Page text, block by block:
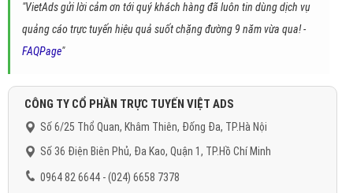
"VietAds gửi lời cảm ơn tới quý khách hàng đã luôn tin dùng dịch vụ
quảng cáo trực tuyến hiệu quả suốt chặng đường 9 năm vừa qua! -
FAQPage"
CÔNG TY CỔ PHẦN TRỰC TUYẾN VIỆT ADS
Số 6/25 Thổ Quan, Khâm Thiên, Đống Đa, TP.Hà Nội
Số 36 Điện Biên Phủ, Đa Kao, Quận 1, TP.Hồ Chí Minh
0964 82 6644 - (024) 6658 7378